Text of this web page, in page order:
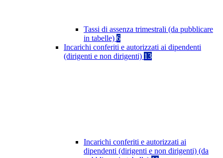
Tassi di assenza trimestrali (da pubblicare
in tabelle) 6
Incarichi conferiti e autorizzati ai dipendenti
(dirigenti e non dirigenti) 13
Incarichi conferiti e autorizzati ai
dipendenti (dirigenti e non dirigenti) (da